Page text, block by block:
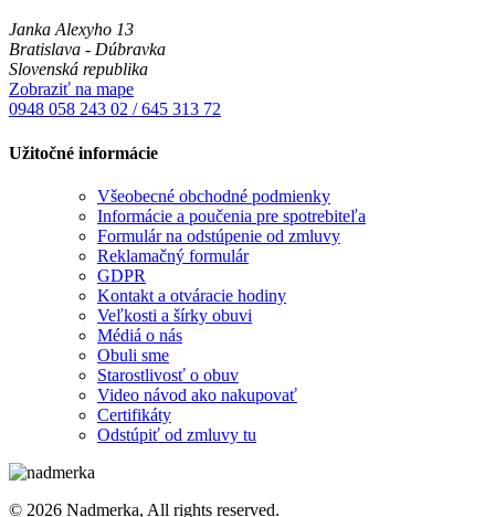
Janka Alexyho 13
Bratislava - Dúbravka
Slovenská republika
Zobraziť na mape
0948 058 243 02 / 645 313 72
Užitočné informácie
Všeobecné obchodné podmienky
Informácie a poučenia pre spotrebiteľa
Formulár na odstúpenie od zmluvy
Reklamačný formulár
GDPR
Kontakt a otváracie hodiny
Veľkosti a šírky obuvi
Médiá o nás
Obuli sme
Starostlivosť o obuv
Video návod ako nakupovať
Certifikáty
Odstúpiť od zmluvy tu
© 2026 Nadmerka, All rights reserved.